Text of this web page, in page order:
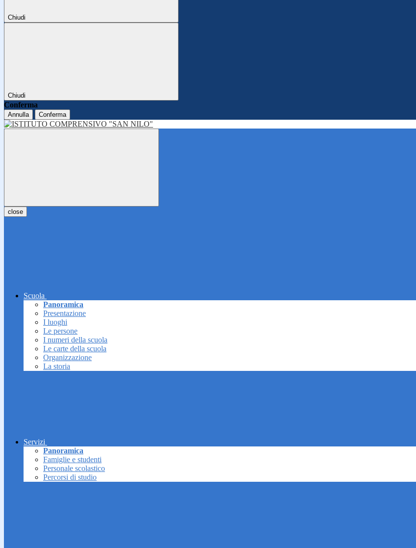
Chiudi
Chiudi
Conferma
Annulla Conferma
close
Scuola
Panoramica
Presentazione
I luoghi
Le persone
I numeri della scuola
Le carte della scuola
Organizzazione
La storia
Servizi
Panoramica
Famiglie e studenti
Personale scolastico
Percorsi di studio